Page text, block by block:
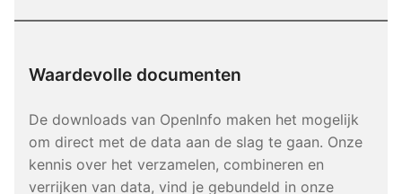
Waardevolle documenten
De downloads van OpenInfo maken het mogelijk
om direct met de data aan de slag te gaan. Onze
kennis over het verzamelen, combineren en
verrijken van data, vind je gebundeld in onze